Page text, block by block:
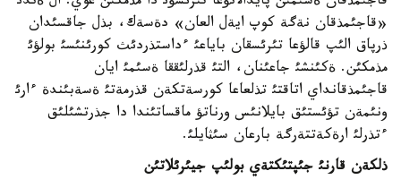
«قاجئمذقان نةگة كوپ ايةل العان» دةسةك، بذل جاقسئدان
ذرپاق الئپ قالؤعا تئرئسقان باياعئ ءداستذردئث كورئنئسئ بولؤئ
مذمكئن. ةكئنشئ جاعئنان، التئ قذرلئققا ةسئمئ ايان
قاجئمذقانداي اتاقتئ تذلعاعا كورسةتكةن قذرمةتئ ةسةبئندة ءارئ
ونئمةن تؤئستئق بايلانئس ورناتؤ ماقساتئندا دا جذرتشئلئق
ءتذرلئ ارةكةتتةرگة بارعان سئثايلئ.
ذلكةن قارنئ جئپتئكتةي بولئپ جيئرئلاتئن